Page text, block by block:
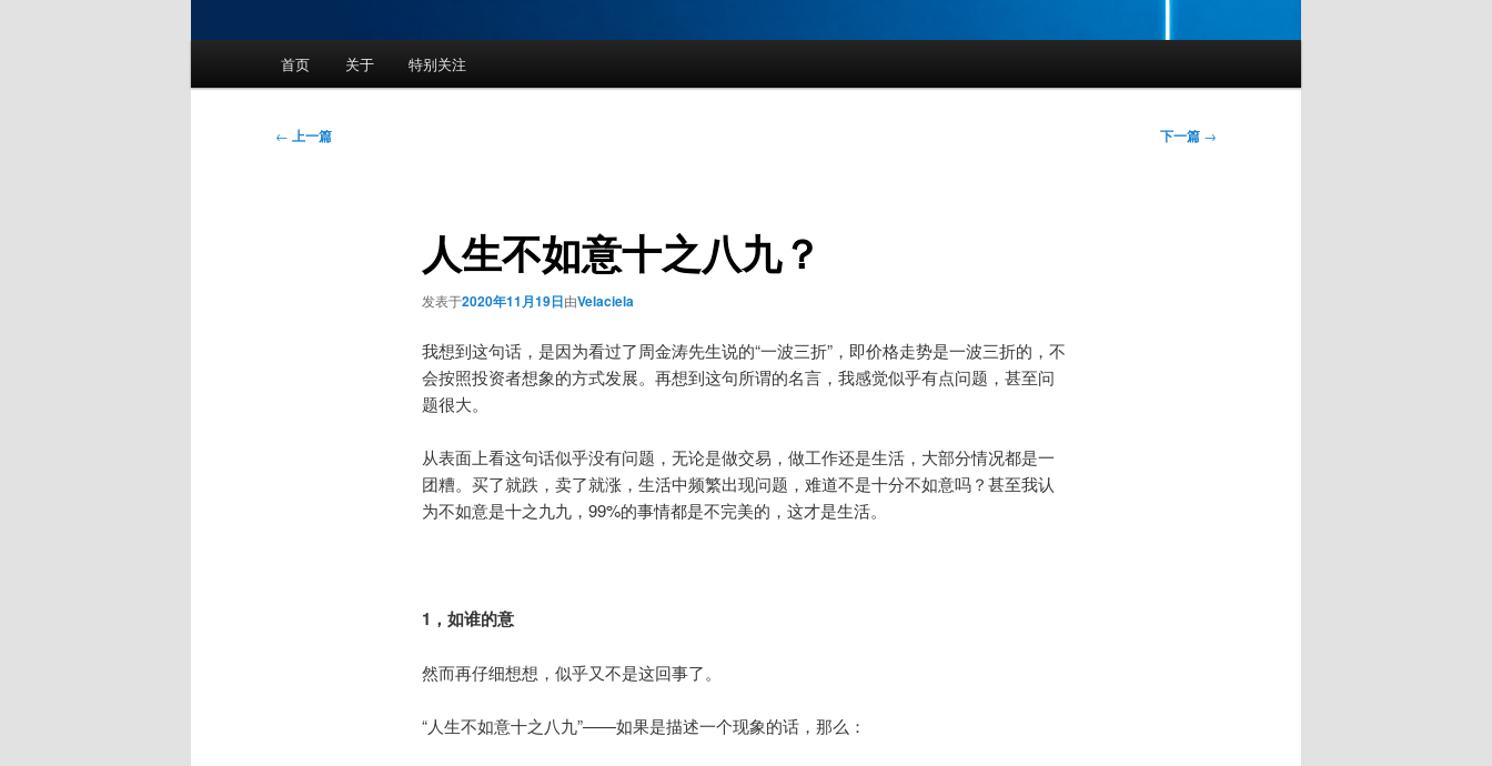
首页 关于 特别关注
文
← 上一篇 下一篇 →
人生不如意十之八九？
发表于2020年11月19日由Velaciela
我想到这句话，是因为看过了周金涛先生说的“一波三折”，即价格走势是一波三折的，不
会按照投资者想象的方式发展。再想到这句所谓的名言，我感觉似乎有点问题，甚至问
题很大。
从表面上看这句话似乎没有问题，无论是做交易，做工作还是生活，大部分情况都是一
团糟。买了就跌，卖了就涨，生活中频繁出现问题，难道不是十分不如意吗？甚至我认
为不如意是十之九九，99%的事情都是不完美的，这才是生活。
1，如谁的意
然而再仔细想想，似乎又不是这回事了。
“人生不如意十之八九”——如果是描述一个现象的话，那么：